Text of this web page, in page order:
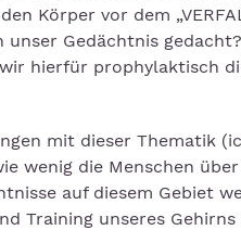
Körper vor dem
unser Gedächtnis
hierfür prophylaktisch
mit dieser Thematik
wenig die Menschen
auf diesem Gebiet
Training unseres